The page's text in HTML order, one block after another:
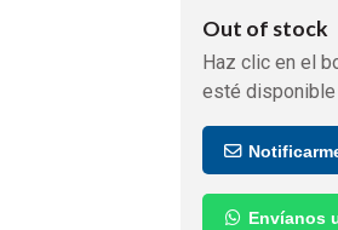
Out of stock
Haz clic en el
esté disponible
Envíanos